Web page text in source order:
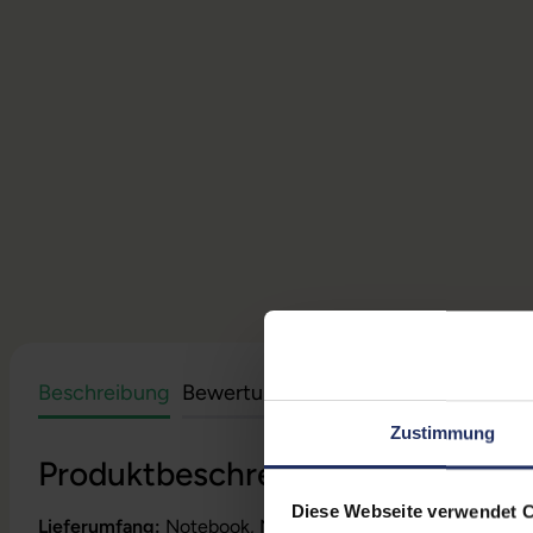
Zustimmung
Diese Webseite verwendet
Beschreibung Bewertungen
Produktbeschreibung
Lieferumfang: Notebook, Netzteil, Akku,